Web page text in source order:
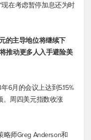
在考虑暂停加息还为时
的主导地位将继续下
推动更多人入手避险美
6月的会议上达到5.15%
。周四美元指数收涨
略师Greg Anderson和